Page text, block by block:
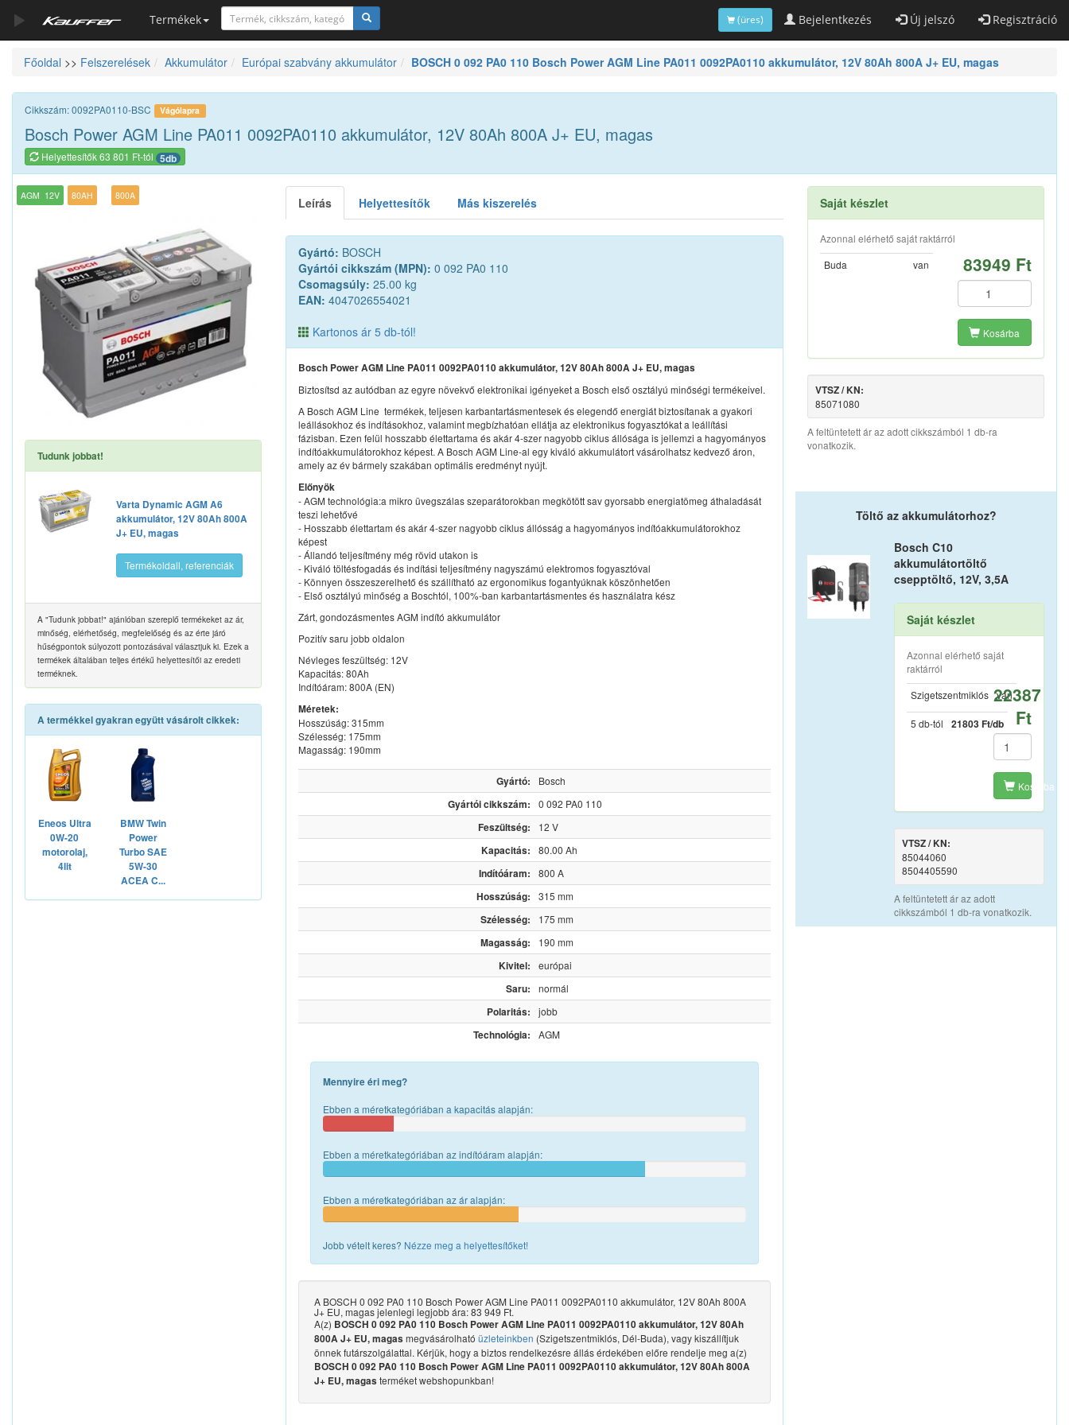
Termékek Bejelentkezés Új jelszó Regisztráció
(üres)
Szerszámkatalógus
Kosár
Alkatrészek
Főoldal >> Felszerelések Akkumulátor Európai szabvány akkumulátor BOSCH 0 092 PA0 110 Bosch Power AGM Line PA011 0092PA0110 akkumulátor, 12V 80Ah 800A J+ EU, magas
Cikkszám: 0092PA0110-BSC Vágólapra
Bosch Power AGM Line PA011 0092PA0110 akkumulátor, 12V 80Ah 800A J+ EU, magas
Helyettesítők 63 801 Ft-tól 5db
AGM 12V 80AH 800A
Tudunk jobbat!
Varta Dynamic AGM A6
akkumulátor, 12V 80Ah 800A
J+ EU, magas
Termékoldall, referenciák
A "Tudunk jobbat!" ajánlóban szereplő termékeket az ár,
minőség, elérhetőség, megfelelőség és az érte járó
hűségpontok súlyozott pontozásával választjuk ki. Ezek a
termékek általában teljes értékű helyettesítői az eredeti
terméknek.
A termékkel gyakran együtt vásárolt cikkek:
Eneos Ultra
0W-20
motorolaj,
4lit
BMW Twin
Power
Turbo SAE
5W-30
ACEA C...
Leírás Helyettesítők Más kiszerelés
Gyártó: BOSCH
Gyártói cikkszám (MPN): 0 092 PA0 110
Csomagsúly: 25.00 kg
EAN: 4047026554021
Kartonos ár 5 db-tól!
Bosch Power AGM Line PA011 0092PA0110 akkumulátor, 12V 80Ah 800A J+ EU, magas
Biztosítsd az autódban az egyre növekvő elektronikai igényeket a Bosch első osztályú minőségi termékeivel.
A Bosch AGM Line termékek, teljesen karbantartásmentesek és elegendő energiát biztosítanak a gyakori
leállásokhoz és indításokhoz, valamint megbízhatóan ellátja az elektronikus fogyasztókat a leállítási
fázisban. Ezen felül hosszabb élettartama és akár 4-szer nagyobb ciklus állósága is jellemzi a hagyományos
indítóakkumulátorokhoz képest. A Bosch AGM Line-al egy kiváló akkumulátort vásárolhatsz kedvező áron,
amely az év bármely szakában optimális eredményt nyújt.
Előnyök
- AGM technológia:a mikro üvegszálas szeparátorokban megkötött sav gyorsabb energiatömeg áthaladását
teszi lehetővé
- Hosszabb élettartam és akár 4-szer nagyobb ciklus állósság a hagyományos indítóakkumulátorokhoz
képest
- Állandó teljesítmény még rövid utakon is
- Kiváló töltésfogadás és indítási teljesítmény nagyszámú elektromos fogyasztóval
- Könnyen összeszerelhető és szállítható az ergonomikus fogantyúknak köszönhetően
- Első osztályú minőség a Boschtól, 100%-ban karbantartásmentes és használatra kész
Zárt, gondozásmentes AGM indító akkumulátor
Pozitív saru jobb oldalon
Névleges feszültség: 12V
Kapacitás: 80Ah
Indítóáram: 800A (EN)
Méretek:
Hosszúság: 315mm
Szélesség: 175mm
Magasság: 190mm
Gyártó: Bosch
Gyártói cikkszám: 0 092 PA0 110
Feszültség: 12 V
Kapacitás: 80.00 Ah
Indítóáram: 800 A
Hosszúság: 315 mm
Szélesség: 175 mm
Magasság: 190 mm
Kivitel: európai
Saru: normál
Polaritás: jobb
Technológia: AGM
Mennyire éri meg?
Ebben a méretkategóriában a kapacitás alapján:
Ebben a méretkategóriában az indítóáram alapján:
Ebben a méretkategóriában az ár alapján:
Jobb vételt keres? Nézze meg a helyettesítőket!
A BOSCH 0 092 PA0 110 Bosch Power AGM Line PA011 0092PA0110 akkumulátor, 12V 80Ah 800A
J+ EU, magas jelenlegi legjobb ára: 83 949 Ft.
A(z) BOSCH 0 092 PA0 110 Bosch Power AGM Line PA011 0092PA0110 akkumulátor, 12V 80Ah
800A J+ EU, magas megvásárolható üzleteinkben (Szigetszentmiklós, Dél-Buda), vagy kiszállítjuk
önnek futárszolgálattal. Kérjük, hogy a biztos rendelkezésre állás érdekében előre rendelje meg a(z)
BOSCH 0 092 PA0 110 Bosch Power AGM Line PA011 0092PA0110 akkumulátor, 12V 80Ah 800A
J+ EU, magas terméket webshopunkban!
Saját készlet
Azonnal elérhető saját raktárról
Buda
van 83949 Ft
Kosárba
VTSZ / KN:
85071080
A feltüntetett ár az adott cikkszámból 1 db-ra
vonatkozik.
Töltő az akkumulátorhoz?
Bosch C10
akkumulátortöltő
csepptöltő, 12V, 3,5A
Saját készlet
Azonnal elérhető saját
raktárról
Szigetszentmiklós
van
5 db-tól 21803 Ft/db
22387
Ft
Kosárba
VTSZ / KN:
85044060
8504405590
A feltüntetett ár az adott
cikkszámból 1 db-ra vonatkozik.